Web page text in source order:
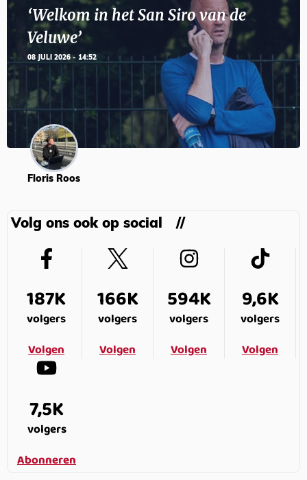
‘Welkom in het San Siro van de
Veluwe’
08 JULI 2026 - 14:52
Floris Roos
Volg ons ook op social
187K
volgers
Volgen
166K
volgers
Volgen
594K
volgers
Volgen
9,6K
volgers
Volgen
7,5K
volgers
Abonneren